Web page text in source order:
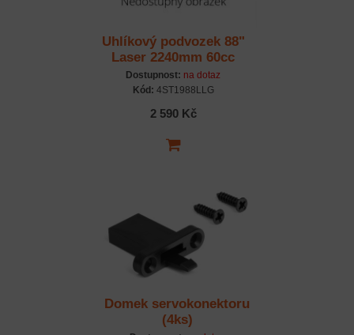
Uhlíkový podvozek 88"
Laser 2240mm 60cc
Dostupnost: na dotaz
Kód: 4ST1988LLG
2 590 Kč
Domek servokonektoru
(4ks)